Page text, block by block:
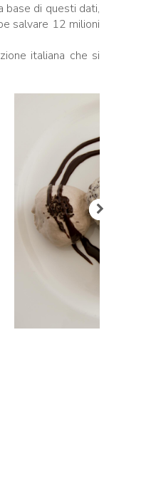
base di questi dati,
salvare 12 milioni
italiana che si